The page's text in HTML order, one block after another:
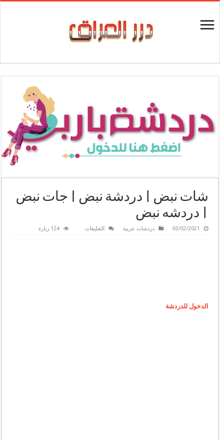
شات نبض | دردشة نبض | جات نبض
| دردشه نبض
03/02/2021 دردشات عربية التعليقات 124 زيارة
الدخول للدردشة